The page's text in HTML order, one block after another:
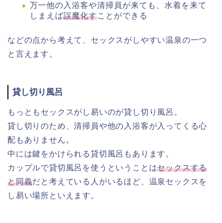
万一他の入浴客や清掃員が来ても、水着を来て
しまえば誤魔化すことができる
などの点から考えて、セックスがしやすい温泉の一つ
と言えます。
貸し切り風呂
もっともセックスがし易いのが貸し切り風呂。
貸し切りのため、清掃員や他の入浴客が入ってくる心
配もありません。
中には鍵をかけられる貸切風呂もあります。
カップルで貸切風呂を使うということはセックスする
と同義だと考えている人がいるほど、温泉セックスを
し易い場所といえます。